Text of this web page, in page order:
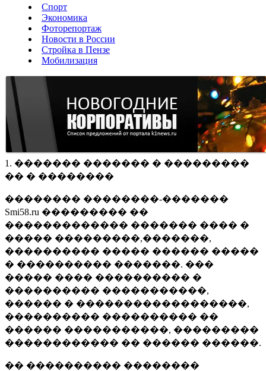
Спорт
Экономика
Фоторепортаж
Новости в России
Стройка в Пензе
Мобилизация
1. ������� ������� � ���������
�� � ��������
�������� ��������-�������
Smi58.ru ��������� ��
������������� ������� ���� �
����� ���������,�������,
���������� ����� ������ �����
� ���������� �������. ���
����� ���� ���������� �
���������� �����������,
������ � ������������������,
���������� ���������� ��
������ �����������, ���������
������������ �� ������ ������.
�� ���������� ��������